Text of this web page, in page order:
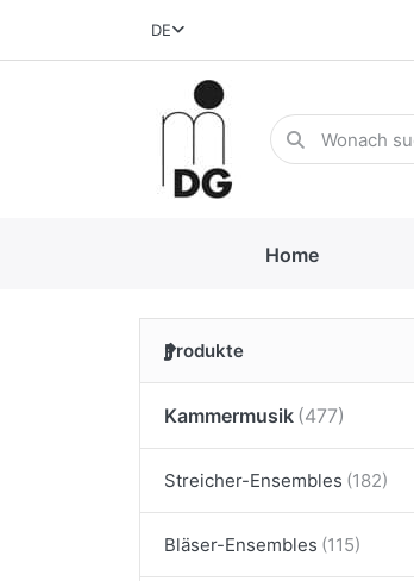
DE
Home
Produkte
Kammermusik
Streicher-Ensembles
Bläser-Ensembles